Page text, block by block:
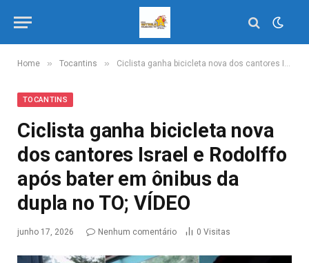
Home » Tocantins » Ciclista ganha bicicleta nova dos cantores Israel e Rodolffo após bater em ônibus da dupla no TO; VÍDEO
TOCANTINS
Ciclista ganha bicicleta nova
dos cantores Israel e Rodolffo
após bater em ônibus da
dupla no TO; VÍDEO
junho 17, 2026 Nenhum comentário 0 Visitas